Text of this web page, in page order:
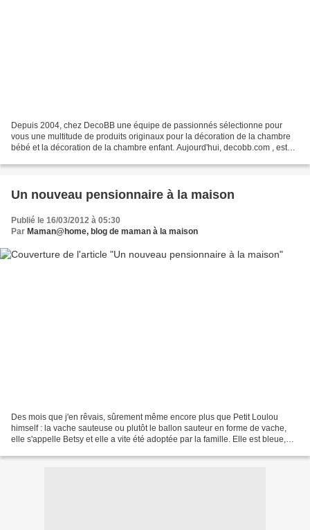
Depuis 2004, chez DecoBB une équipe de passionnés sélectionne pour
vous une multitude de produits originaux pour la décoration de la chambre
bébé et la décoration de la chambre enfant. Aujourd'hui, decobb.com , est
Un nouveau pensionnaire à la maison
Publié le 16/03/2012 à 05:30
Par Maman@home, blog de maman à la maison
Des mois que j'en rêvais, sûrement même encore plus que Petit Loulou
himself : la vache sauteuse ou plutôt le ballon sauteur en forme de vache,
elle s'appelle Betsy et elle a vite été adoptée par la famille. Elle est bleue,